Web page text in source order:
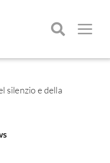
Toggle
silenzio e della